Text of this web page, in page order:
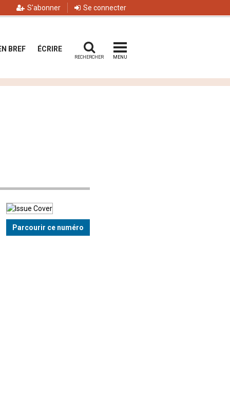
S'abonner Se connecter
BREF ÉCRIRE
RECHERCHER MENU
Parcourir ce numéro